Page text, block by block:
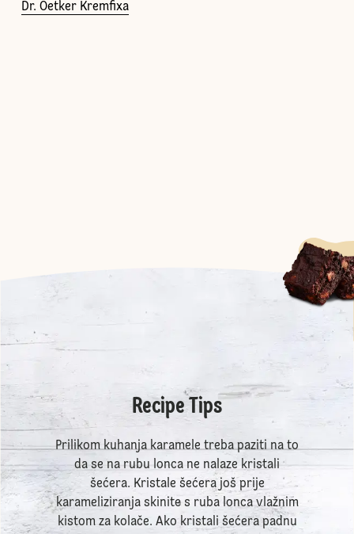
Dr. Oetker Kremfixa
Recipe Tips
Prilikom kuhanja karamele treba paziti na to
da se na rubu lonca ne nalaze kristali
šećera. Kristale šećera još prije
karameliziranja skinite s ruba lonca vlažnim
kistom za kolače. Ako kristali šećera padnu